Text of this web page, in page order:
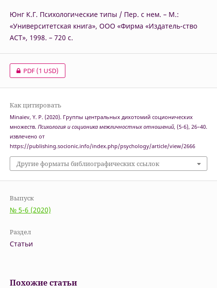
Юнг К.Г. Психологические типы / Пер. с нем. – М.:
«Университетская книга», ООО «Фирма «Издатель-ство
АСТ», 1998. – 720 с.
PDF(1 USD)
Как цитировать
Minaiev, Y. P. (2020). Группы центральных дихотомий соционических
множеств. Психология и соционика межличностных отношений, (5-6), 26–40.
извлечено от
https://publishing.socionic.info/index.php/psychology/article/view/2666
Другие форматы библиографических ссылок
Выпуск
№ 5-6 (2020)
Раздел
Статьи
Похожие статьи